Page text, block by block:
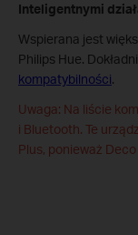
Inteligentnymi
Wspierana jest
Philips Hue.
kompatybilności.
Uwaga: Na liście
i Bluetooth. Te
Plus, ponieważ